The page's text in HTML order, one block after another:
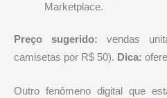
Marketplace.
Preço sugerido: vendas
camisetas por R$ 50). Dica:
Outro fenômeno digital que